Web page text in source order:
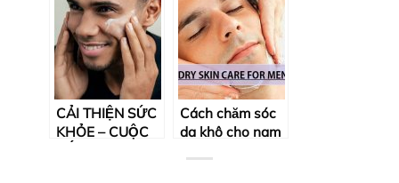
CẢI THIỆN SỨC
KHỎE – CUỘC
Cách chăm sóc
da khô cho nam